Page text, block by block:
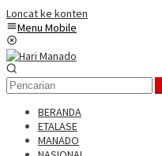
Loncat ke konten
Menu Mobile
BERANDA
ETALASE
MANADO